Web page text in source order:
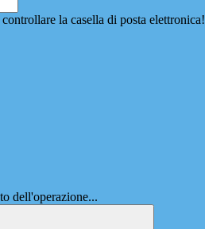
la casella di posta elettronica!
dell'operazione...